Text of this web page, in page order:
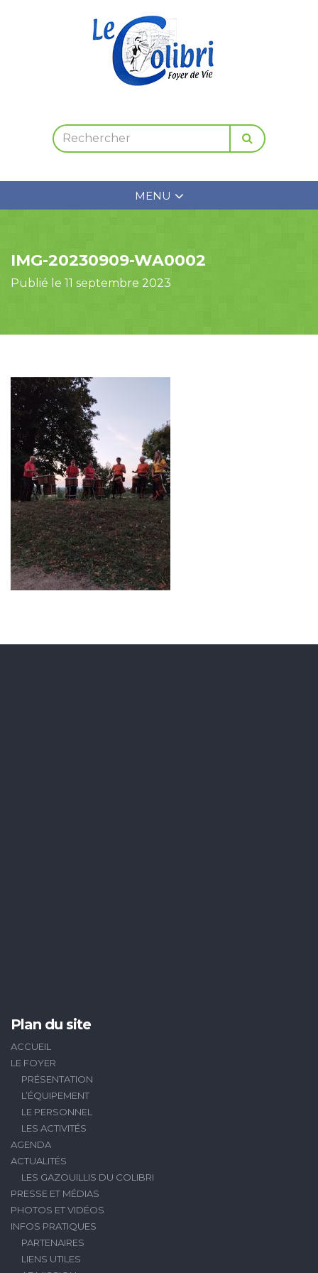
MENU
IMG-20230909-WA0002
Publié le 11 septembre 2023
Plan du site
ACCUEIL
LE FOYER
PRÉSENTATION
L’ÉQUIPEMENT
LE PERSONNEL
LES ACTIVITÉS
AGENDA
ACTUALITÉS
LES GAZOUILLIS DU COLIBRI
PRESSE ET MÉDIAS
PHOTOS ET VIDÉOS
INFOS PRATIQUES
PARTENAIRES
LIENS UTILES